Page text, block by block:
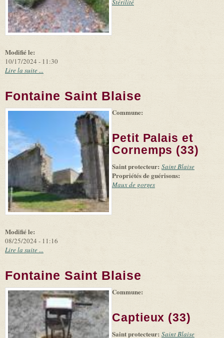
Modifié le:
10/17/2024 - 11:30
Stérilité
Lire la suite ...
Fontaine Saint Blaise
-
Leaflet (link is
|
Tiles
(link is
external)
©
Microsoft
and
suppliers
Modifié le:
08/25/2024 - 11:16
Commune:
Petit Palais et
Cornemps (33)
Saint protecteur: Saint Blaise
Propriétés de guérisons:
Maux de gorges
Lire la suite ...
Fontaine Saint Blaise
-
Leaflet (link is
|
Tiles
(link is
external)
©
Microsoft
and
suppliers
Commune:
Captieux (33)
Saint protecteur: Saint Blaise